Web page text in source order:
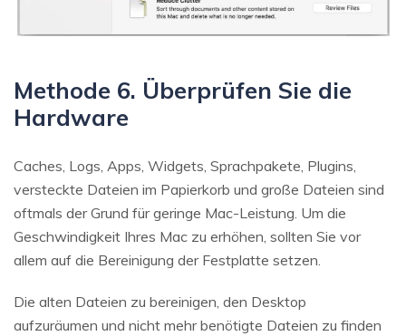
Methode 6. Überprüfen Sie die
Hardware
Caches, Logs, Apps, Widgets, Sprachpakete, Plugins,
versteckte Dateien im Papierkorb und große Dateien sind
oftmals der Grund für geringe Mac-Leistung. Um die
Geschwindigkeit Ihres Mac zu erhöhen, sollten Sie vor
allem auf die Bereinigung der Festplatte setzen.
Die alten Dateien zu bereinigen, den Desktop
aufzuräumen und nicht mehr benötigte Dateien zu finden